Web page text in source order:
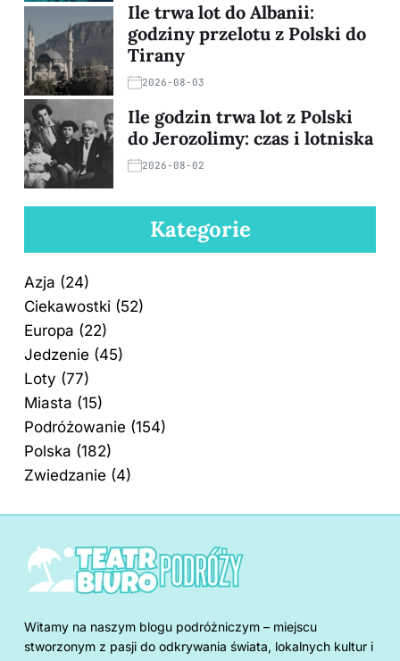
Ile trwa lot do Albanii:
godziny przelotu z Polski do
Tirany
2026-08-03
Ile godzin trwa lot z Polski
do Jerozolimy: czas i lotniska
2026-08-02
Kategorie
Azja (24)
Ciekawostki (52)
Europa (22)
Jedzenie (45)
Loty (77)
Miasta (15)
Podróżowanie (154)
Polska (182)
Zwiedzanie (4)
Witamy na naszym blogu podróżniczym – miejscu
stworzonym z pasji do odkrywania świata, lokalnych kultur i